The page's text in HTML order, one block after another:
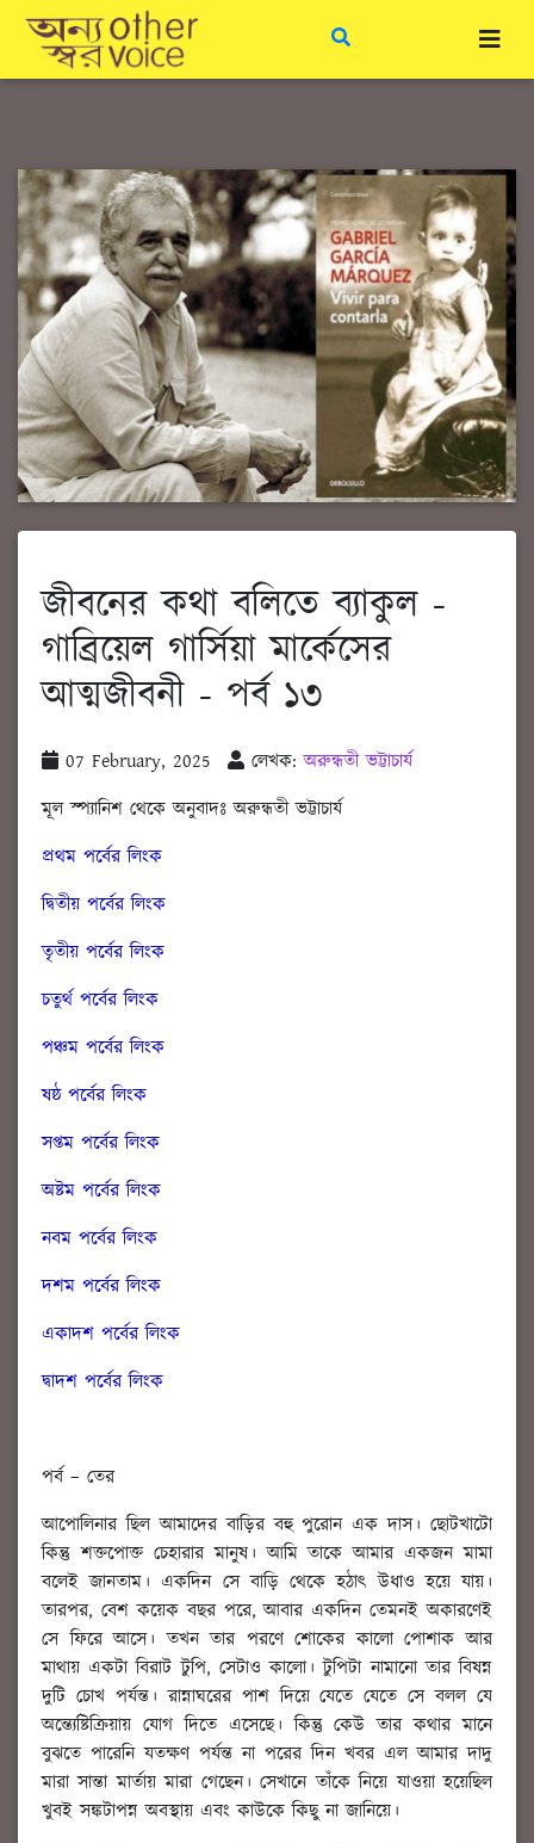
জীবনের কথা বলিতে ব্যাকুল -
গাব্রিয়েল গার্সিয়া মার্কেসের
আত্মজীবনী - পর্ব ১৩
07 February, 2025 লেখক:অরুন্ধতী ভট্টাচার্য
মূল স্প্যানিশ থেকে অনুবাদঃ অরুন্ধতী ভট্টাচার্য
প্রথম পর্বের লিংক
দ্বিতীয় পর্বের লিংক
তৃতীয় পর্বের লিংক
চতুর্থ পর্বের লিংক
পঞ্চম পর্বের লিংক
ষষ্ঠ পর্বের লিংক
সপ্তম পর্বের লিংক
অষ্টম পর্বের লিংক
নবম পর্বের লিংক
দশম পর্বের লিংক
একাদশ পর্বের লিংক
দ্বাদশ পর্বের লিংক
পর্ব – তের
আপোলিনার ছিল আমাদের বাড়ির বহু পুরোন এক দাস। ছোটখাটো
কিন্তু শক্তপোক্ত চেহারার মানুষ। আমি তাকে আমার একজন মামা
বলেই জানতাম। একদিন সে বাড়ি থেকে হঠাৎ উধাও হয়ে যায়।
তারপর, বেশ কয়েক বছর পরে, আবার একদিন তেমনই অকারণেই
সে ফিরে আসে। তখন তার পরণে শোকের কালো পোশাক আর
মাথায় একটা বিরাট টুপি, সেটাও কালো। টুপিটা নামানো তার বিষন্ন
দুটি চোখ পর্যন্ত। রান্নাঘরের পাশ দিয়ে যেতে যেতে সে বলল যে
অন্ত্যেষ্টিক্রিয়ায় যোগ দিতে এসেছে। কিন্তু কেউ তার কথার মানে
বুঝতে পারেনি যতক্ষণ পর্যন্ত না পরের দিন খবর এল আমার দাদু
মারা সান্তা মার্তায় মারা গেছেন। সেখানে তাঁকে নিয়ে যাওয়া হয়েছিল
খুবই সঙ্কটাপন্ন অবস্থায় এবং কাউকে কিছু না জানিয়ে।